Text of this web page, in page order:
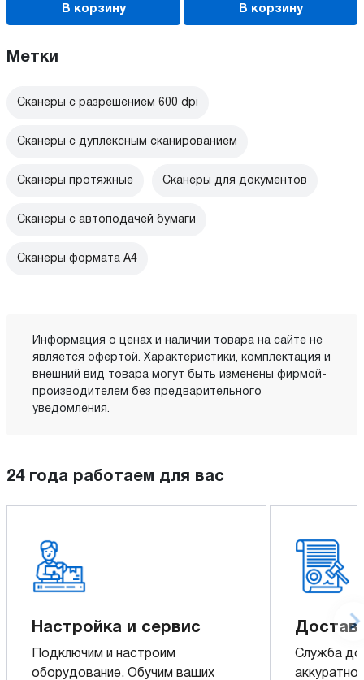
В корзину В корзину
Метки
Сканеры с разрешением 600 dpi
Сканеры с дуплексным сканированием
Сканеры протяжные Сканеры для документов
Сканеры с автоподачей бумаги
Сканеры формата A4
Информация о ценах и наличии товара на сайте не
является офертой. Характеристики, комплектация и
внешний вид товара могут быть изменены фирмой-
производителем без предварительного
уведомления.
24 года работаем для вас
Настройка и сервис
Подключим и настроим
оборудование. Обучим ваших
Служба
аккуратно